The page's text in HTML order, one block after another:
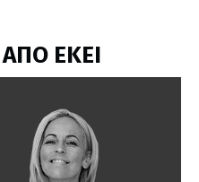
ΕΚΕΙ